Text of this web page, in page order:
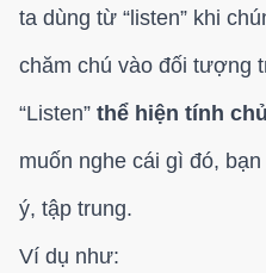
ta dùng từ “listen” khi
chăm chú vào đối tượng
“Listen” thể hiện tính
muốn nghe cái gì đó,
ý, tập trung.
Ví dụ như: